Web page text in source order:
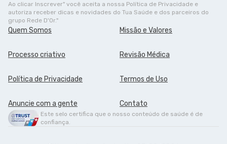
Ao clicar Inscrever" você aceita a nossa Política de Privacidade e
autoriza receber dicas e novidades do Tua Saúde e dos parceiros do
grupo Rede D'Or."
Quem Somos Missão e Valores
Processo criativo Revisão Médica
Política de Privacidade Termos de Uso
Anuncie com a gente Contato
Este selo certifica que o nosso conteúdo de saúde é de
confiança.